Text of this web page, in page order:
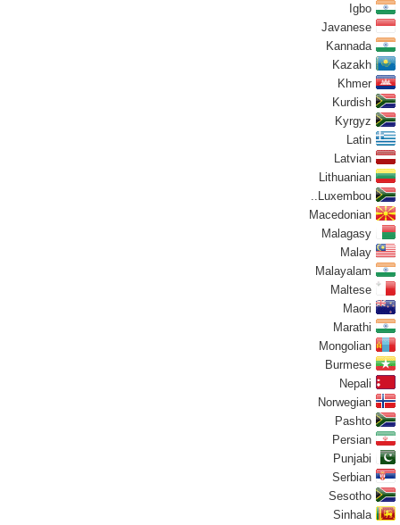
Igbo
Javanese
Kannada
Kazakh
Khmer
Kurdish
Kyrgyz
Latin
Latvian
Lithuanian
Luxembou..
Macedonian
Malagasy
Malay
Malayalam
Maltese
Maori
Marathi
Mongolian
Burmese
Nepali
Norwegian
Pashto
Persian
Punjabi
Serbian
Sesotho
Sinhala